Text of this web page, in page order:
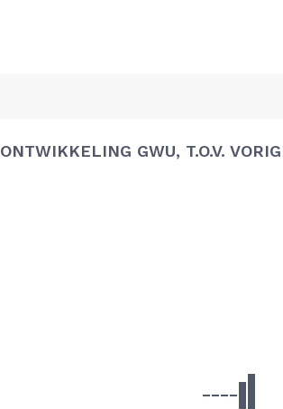
ONTWIKKELING GWU, T.O.V.